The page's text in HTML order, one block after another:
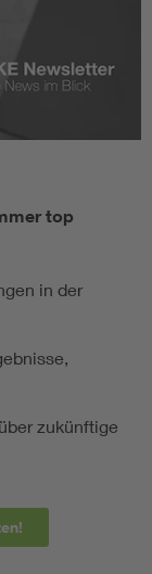
top
in der
zukünftige